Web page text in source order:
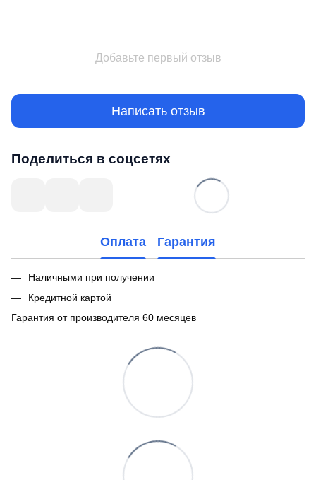
Добавьте первый отзыв
Написать отзыв
Поделиться в соцсетях
Оплата Гарантия
Наличными при получении
Кредитной картой
Гарантия от производителя 60 месяцев